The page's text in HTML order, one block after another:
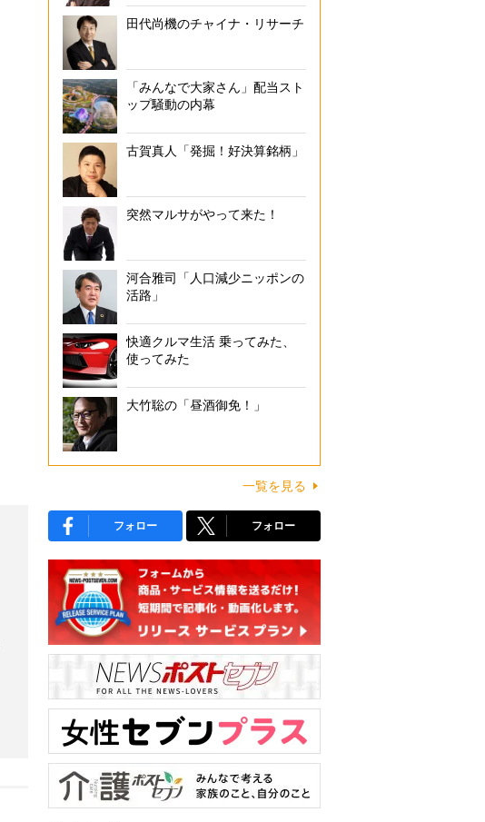
田代尚機のチャイナ・リサーチ
「みんなで大家さん」配当スト
ップ騒動の内幕
古賀真人「発掘！好決算銘柄」
突然マルサがやって来た！
河合雅司「人口減少ニッポンの
活路」
快適クルマ生活 乗ってみた、
使ってみた
大竹聡の「昼酒御免！」
一覧を見る
フォロー フォロー